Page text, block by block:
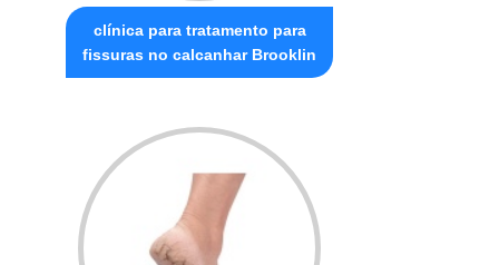
clínica para tratamento para
fissuras no calcanhar Brooklin